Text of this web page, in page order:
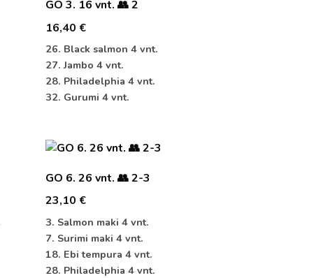
GO 3. 16 vnt. 👥 2
16,40 €
26. Black salmon 4 vnt.
27. Jambo 4 vnt.
28. Philadelphia 4 vnt.
32. Gurumi 4 vnt.
GO 6. 26 vnt. 👥 2-3
23,10 €
3. Salmon maki 4 vnt.
7. Surimi maki 4 vnt.
18. Ebi tempura 4 vnt.
28. Philadelphia 4 vnt.